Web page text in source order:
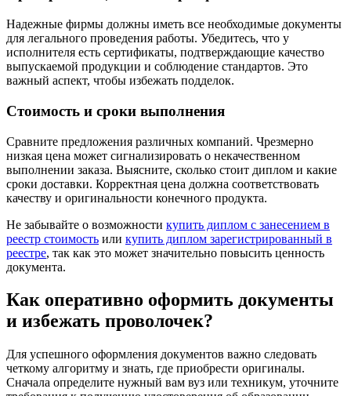
Надежные фирмы должны иметь все необходимые документы
для легального проведения работы. Убедитесь, что у
исполнителя есть сертификаты, подтверждающие качество
выпускаемой продукции и соблюдение стандартов. Это
важный аспект, чтобы избежать подделок.
Стоимость и сроки выполнения
Сравните предложения различных компаний. Чрезмерно
низкая цена может сигнализировать о некачественном
выполнении заказа. Выясните, сколько стоит диплом и какие
сроки доставки. Корректная цена должна соответствовать
качеству и оригинальности конечного продукта.
Не забывайте о возможности купить диплом с занесением в
реестр стоимость или купить диплом зарегистрированный в
реестре, так как это может значительно повысить ценность
документа.
Как оперативно оформить документы
и избежать проволочек?
Для успешного оформления документов важно следовать
четкому алгоритму и знать, где приобрести оригиналы.
Сначала определите нужный вам вуз или техникум, уточните